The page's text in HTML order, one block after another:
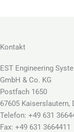
Kontakt
EST Engineering
GmbH & Co. KG
Postfach 1650
67605 Kaiserslautern,
Telefon: +49 631
Fax: +49 631 3664411